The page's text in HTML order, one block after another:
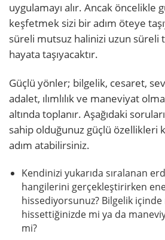
uygulamayı alır. Ancak öncelikle
keşfetmek sizi bir adım öteye
süreli mutsuz halinizi uzun süreli
hayata taşıyacaktır.
Güçlü yönler; bilgelik, cesaret,
adalet, ılımlılık ve maneviyat
altında toplanır. Aşağıdaki
sahip olduğunuz güçlü özellikleri
adım atabilirsiniz.
Kendinizi yukarıda sıralanan
hangilerini gerçekleştirirken
hissediyorsunuz? Bilgelik
hissettiğinizde mi ya da
mi?